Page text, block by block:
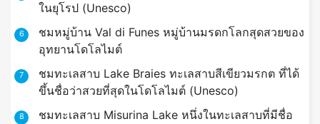
ในยุโรป (Unesco)
6
ชมหมู่บ้าน Val di Funes หมู่บ้านมรดกโลกสุดสวยของ
อุทยานโดโลไมต์
7
ชมทะเลสาบ Lake Braies ทะเลสาบสีเขียวมรกต ที่ได้
ขึ้นชื่อว่าสวยที่สุดในโดโลไมต์ (Unesco)
8
ชมทะเลสาบ Misurina Lake หนึ่งในทะเลสาบที่มีชื่อ